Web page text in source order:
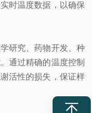
时温度数据，以确保
研究、药物开发、种
通过精确的温度控制
活性的损失，保证样